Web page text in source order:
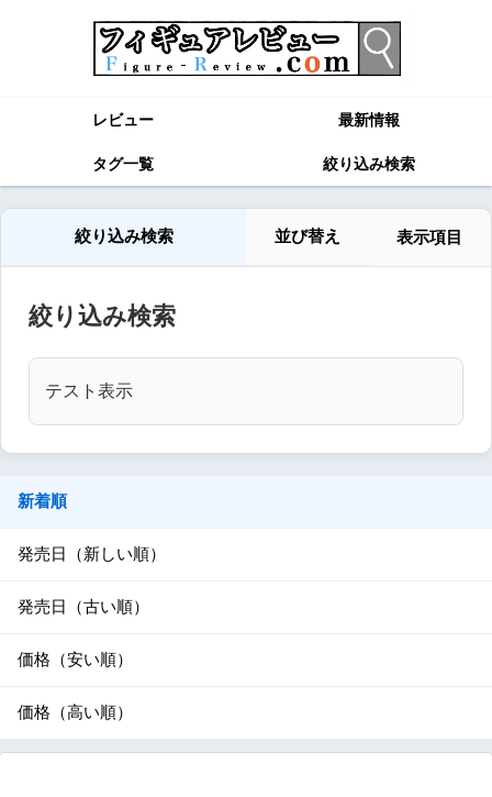
レビュー 最新情報
タグ一覧 絞り込み検索
絞り込み検索 並び替え 表示項目
絞り込み検索
テスト表示
新着順
発売日（新しい順）
発売日（古い順）
価格（安い順）
価格（高い順）